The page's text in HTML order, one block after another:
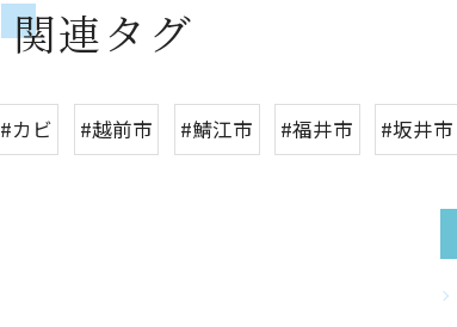
関連タグ
#カビ #越前市 #鯖江市 #福井市 #坂井市